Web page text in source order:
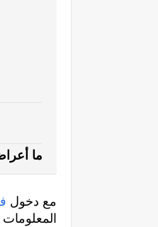
ما
مع دخول